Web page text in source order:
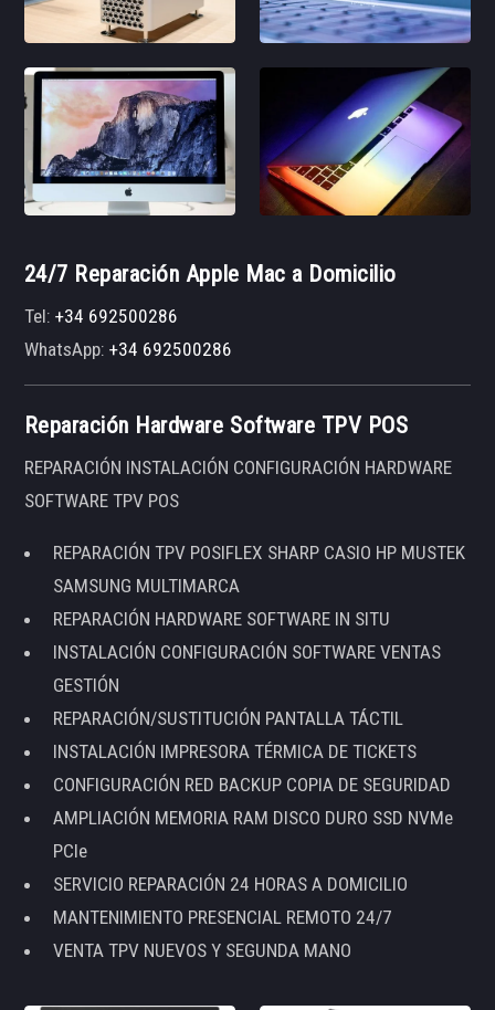
24/7 Reparación Apple Mac a Domicilio
Tel:+34 692500286
WhatsApp:+34 692500286
Reparación Hardware Software TPV POS
REPARACIÓN INSTALACIÓN CONFIGURACIÓN HARDWARE
SOFTWARE TPV POS
REPARACIÓN TPV POSIFLEX SHARP CASIO HP MUSTEK
SAMSUNG MULTIMARCA
REPARACIÓN HARDWARE SOFTWARE IN SITU
INSTALACIÓN CONFIGURACIÓN SOFTWARE VENTAS
GESTIÓN
REPARACIÓN/SUSTITUCIÓN PANTALLA TÁCTIL
INSTALACIÓN IMPRESORA TÉRMICA DE TICKETS
CONFIGURACIÓN RED BACKUP COPIA DE SEGURIDAD
AMPLIACIÓN MEMORIA RAM DISCO DURO SSD NVMe
PCIe
SERVICIO REPARACIÓN 24 HORAS A DOMICILIO
MANTENIMIENTO PRESENCIAL REMOTO 24/7
VENTA TPV NUEVOS Y SEGUNDA MANO